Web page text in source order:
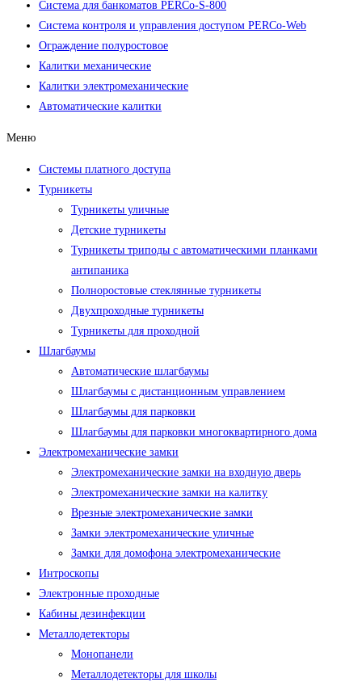
Система для банкоматов PERCo-S-800
Система контроля и управления доступом PERCo-Web
Ограждение полуростовое
Калитки механические
Калитки электромеханические
Автоматические калитки
Меню
Системы платного доступа
Турникеты
Турникеты уличные
Детские турникеты
Турникеты триподы с автоматическими планками
антипаника
Полноростовые стеклянные турникеты
Двухпроходные турникеты
Турникеты для проходной
Шлагбаумы
Автоматические шлагбаумы
Шлагбаумы с дистанционным управлением
Шлагбаумы для парковки
Шлагбаумы для парковки многоквартирного дома
Электромеханические замки
Электромеханические замки на входную дверь
Электромеханические замки на калитку
Врезные электромеханические замки
Замки электромеханические уличные
Замки для домофона электромеханические
Интроскопы
Электронные проходные
Кабины дезинфекции
Металлодетекторы
Монопанели
Металлодетекторы для школы